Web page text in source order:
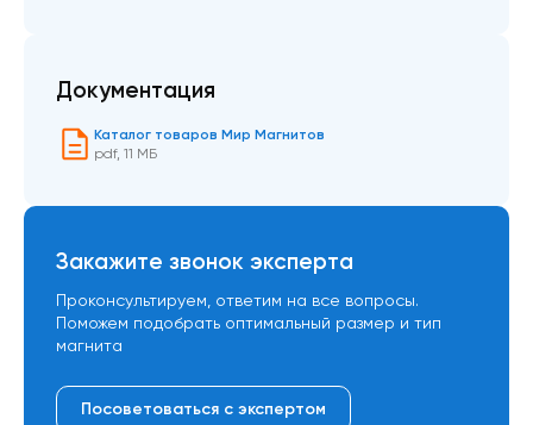
Документация
Каталог товаров Мир Магнитов
pdf, 11 МБ
Закажите звонок эксперта
Проконсультируем, ответим на все вопросы.
Поможем подобрать оптимальный размер и тип
магнита
Посоветоваться с экспертом